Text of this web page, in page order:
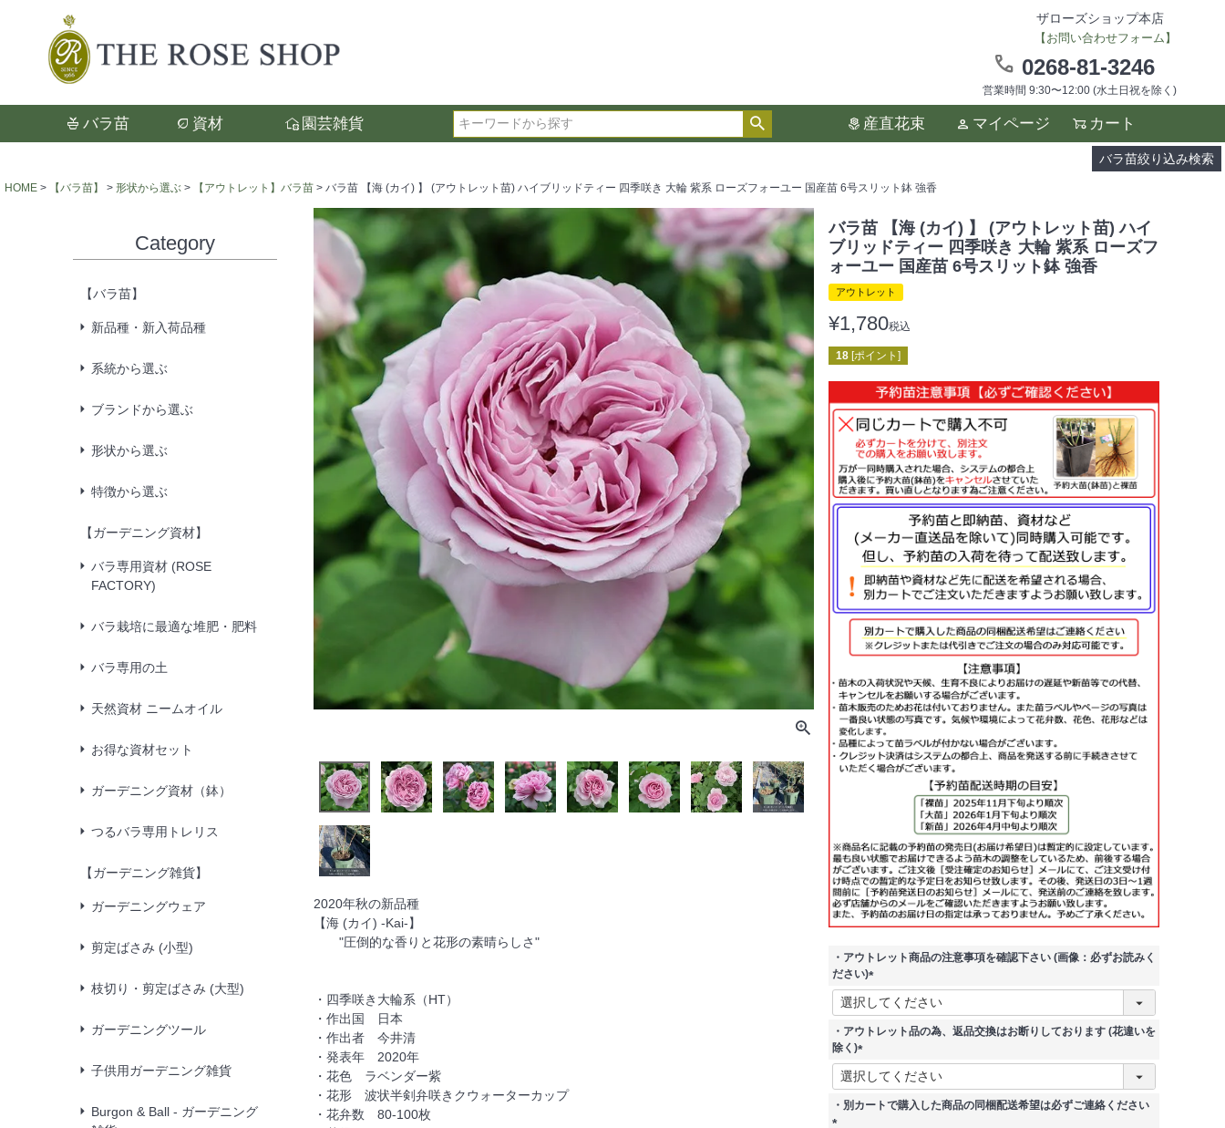
ザローズショップ本店
【お問い合わせフォーム】
0268-81-3246
営業時間 9:30〜12:00 (水土日祝を除く)
バラ苗 資材 園芸雑貨
検索 産直花束 マイページ カート
バラ苗絞り込み検索
検索
選択した項目全てに該当する品種のみ検索結果に表示されます。
タイプ、カラー、ブランドなどは1つずつ選択してください。
HOME 【バラ苗】 形状から選ぶ 【アウトレット】バラ苗 バラ苗 【海 (カイ) 】 (アウトレット苗) ハイブリッドティー 四季咲き 大輪 紫系 ローズフォーユー 国産苗 6号スリット鉢 強香
Category
【バラ苗】
新品種・新入荷品種
系統から選ぶ
ブランドから選ぶ
形状から選ぶ
特徴から選ぶ
【ガーデニング資材】
バラ専用資材 (ROSE
FACTORY)
バラ栽培に最適な堆肥・肥料
バラ専用の土
天然資材 ニームオイル
お得な資材セット
ガーデニング資材（鉢）
つるバラ専用トレリス
【ガーデニング雑貨】
ガーデニングウェア
剪定ばさみ (小型)
枝切り・剪定ばさみ (大型)
ガーデニングツール
子供用ガーデニング雑貨
Burgon & Ball - ガーデニング
2020年秋の新品種
【海 (カイ) -Kai-】
"圧倒的な香りと花形の素晴らしさ"
・四季咲き大輪系（HT）
・作出国 日本
・作出者 今井清
・発表年 2020年
・花色 ラベンダー紫
・花形 波状半剣弁咲きクウォーターカップ
・花弁数 80-100枚
バラ苗 【海 (カイ) 】 (アウトレット苗) ハイ
ブリッドティー 四季咲き 大輪 紫系 ローズフ
ォーユー 国産苗 6号スリット鉢 強香
アウトレット
¥1,780税込
18 [ポイント]
・アウトレット商品の注意事項を確認下さい (画像：必ずお読みく
ださい)
(
必
須
・アウトレット品の為、返品交換はお断りしております (花違いを
除く)
(
必
須
・別カートで購入した商品の同梱配送希望は必ずご連絡ください